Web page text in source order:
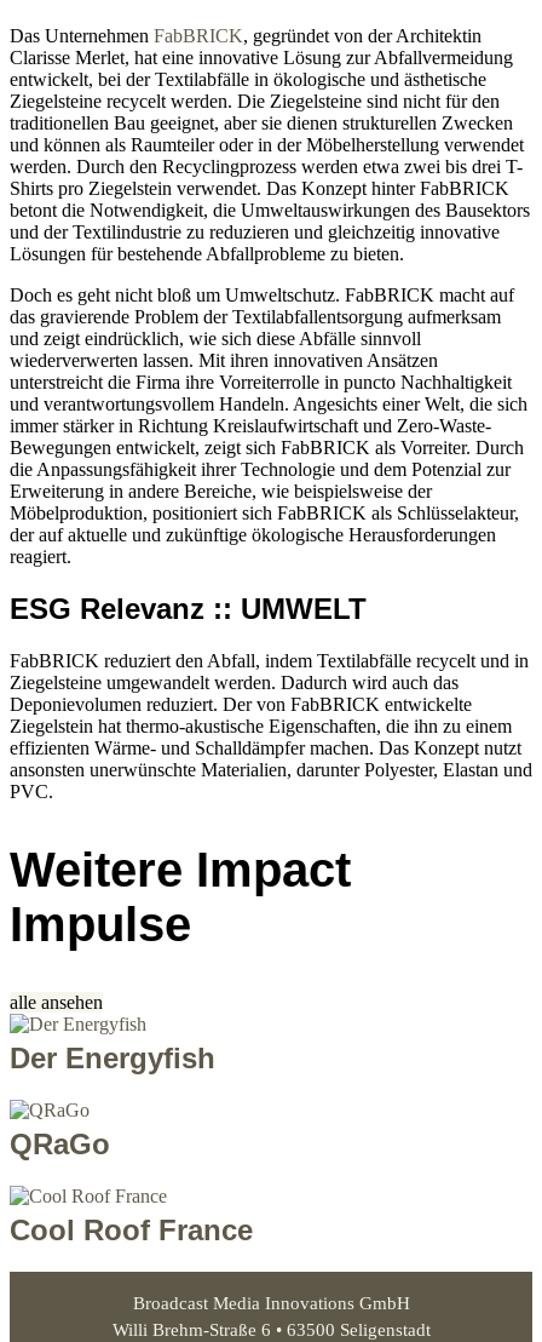
Das Unternehmen FabBRICK, gegründet von der Architektin
Clarisse Merlet, hat eine innovative Lösung zur Abfallvermeidung
entwickelt, bei der Textilabfälle in ökologische und ästhetische
Ziegelsteine recycelt werden. Die Ziegelsteine sind nicht für den
traditionellen Bau geeignet, aber sie dienen strukturellen Zwecken
und können als Raumteiler oder in der Möbelherstellung verwendet
werden. Durch den Recyclingprozess werden etwa zwei bis drei T-
Shirts pro Ziegelstein verwendet. Das Konzept hinter FabBRICK
betont die Notwendigkeit, die Umweltauswirkungen des Bausektors
und der Textilindustrie zu reduzieren und gleichzeitig innovative
Lösungen für bestehende Abfallprobleme zu bieten.
Doch es geht nicht bloß um Umweltschutz. FabBRICK macht auf
das gravierende Problem der Textilabfallentsorgung aufmerksam
und zeigt eindrücklich, wie sich diese Abfälle sinnvoll
wiederverwerten lassen. Mit ihren innovativen Ansätzen
unterstreicht die Firma ihre Vorreiterrolle in puncto Nachhaltigkeit
und verantwortungsvollem Handeln. Angesichts einer Welt, die sich
immer stärker in Richtung Kreislaufwirtschaft und Zero-Waste-
Bewegungen entwickelt, zeigt sich FabBRICK als Vorreiter. Durch
die Anpassungsfähigkeit ihrer Technologie und dem Potenzial zur
Erweiterung in andere Bereiche, wie beispielsweise der
Möbelproduktion, positioniert sich FabBRICK als Schlüsselakteur,
der auf aktuelle und zukünftige ökologische Herausforderungen
reagiert.
ESG Relevanz :: UMWELT
FabBRICK reduziert den Abfall, indem Textilabfälle recycelt und in
Ziegelsteine umgewandelt werden. Dadurch wird auch das
Deponievolumen reduziert. Der von FabBRICK entwickelte
Ziegelstein hat thermo-akustische Eigenschaften, die ihn zu einem
effizienten Wärme- und Schalldämpfer machen. Das Konzept nutzt
ansonsten unerwünschte Materialien, darunter Polyester, Elastan und
PVC.
Weitere Impact
Impulse
alle ansehen
Der Energyfish
QRaGo
Cool Roof France
Broadcast Media Innovations GmbH
Willi Brehm-Straße 6 • 63500 Seligenstadt